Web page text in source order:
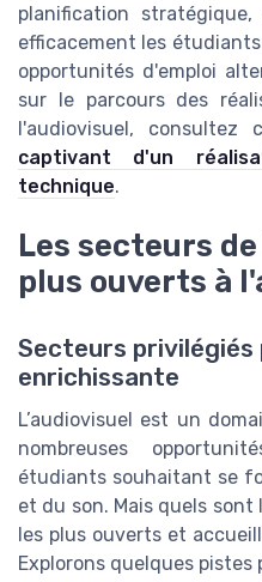
planification
efficacement les
opportunités d'emploi
sur le parcours des
l'audiovisuel, consultez
captivant d'un
technique.
Les secteurs
plus ouverts à
Secteurs privilégiés
enrichissante
L’audiovisuel est un
nombreuses
étudiants souhaitant se
et du son. Mais quels
les plus ouverts et
Explorons quelques pistes